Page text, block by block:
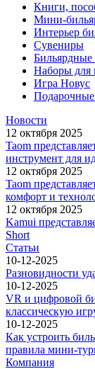
Книги,
Мини-
Интерьер
Сувениры
Наборы для
Игра Новус
Новости
12 октября 2025
Taom
инструмент для
12 октября 2025
Taom
комфорт и
12 октября 2025
Kamui
Short
Статьи
10-12-2025
Разновидности
10-12-2025
VR и цифровой
классическую
10-12-2025
Как устроить
правила мини-
Компания